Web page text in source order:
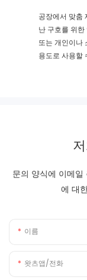
공장에서 맞춤
난 구호를 위
또는 개인이나
용도로 사용할
문의 양식에 이메
에 대
이름
왓츠앱/전화